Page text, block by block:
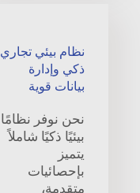
نظام بيئي تجاري
ذكي وإدارة
بيانات قوية
نحن نوفر نظامًا
بيئيًا ذكيًا شاملاً
يتميز
بإحصائيات
متقدمة،